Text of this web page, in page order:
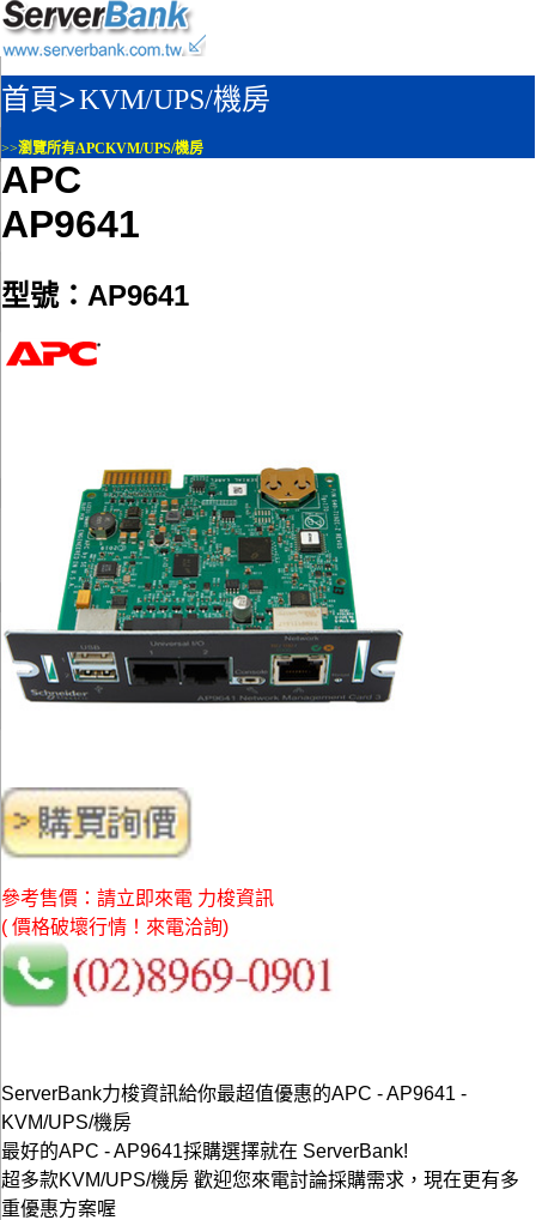
首頁>KVM/UPS/機房
>>瀏覽所有APCKVM/UPS/機房
APC
AP9641
型號：AP9641
參考售價：請立即來電 力梭資訊
( 價格破壞行情！來電洽詢)
ServerBank力梭資訊給你最超值優惠的APC - AP9641 -
KVM/UPS/機房
最好的APC - AP9641採購選擇就在 ServerBank!
超多款KVM/UPS/機房 歡迎您來電討論採購需求，現在更有多
重優惠方案喔